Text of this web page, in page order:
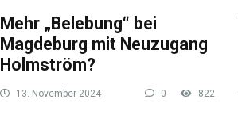
Mehr „Belebung“ bei
Magdeburg mit Neuzugang
Holmström?
13. November 2024 0 822